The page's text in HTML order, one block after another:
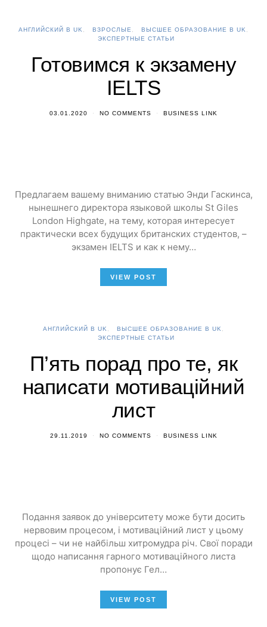
АНГЛИЙСКИЙ В UK ВЗРОСЛЫЕ
ВЫСШЕЕ ОБРАЗОВАНИЕ В UK
ЭКСПЕРТНЫЕ СТАТЬИ
Готовимся к экзамену
IELTS
03.01.2020 NO COMMENTS BUSINESS LINK
Предлагаем вашему вниманию статью Энди Гаскинса,
нынешнего директора языковой школы St Giles
London Highgate, на тему, которая интересует
практически всех будущих британских студентов, –
экзамен IELTS и как к нему…
VIEW POST
АНГЛИЙСКИЙ В UK
ВЫСШЕЕ ОБРАЗОВАНИЕ В UK
ЭКСПЕРТНЫЕ СТАТЬИ
П’ять порад про те, як
написати мотиваційний
лист
29.11.2019 NO COMMENTS BUSINESS LINK
Подання заявок до університету може бути досить
нервовим процесом, і мотиваційний лист у цьому
процесі – чи не найбільш хитромудра річ. Свої поради
щодо написання гарного мотиваційного листа
пропонує Гел…
VIEW POST